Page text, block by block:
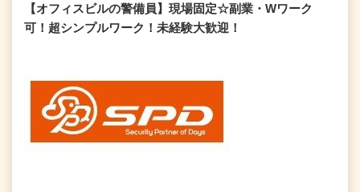
【オフィスビルの警備員】現場固定☆副業・Wワーク
可！超シンプルワーク！未経験大歓迎！